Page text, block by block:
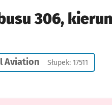
306,
Aviation Słupek: 17511